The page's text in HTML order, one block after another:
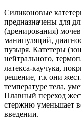
Силиконовые
предназначены для
(дренирования)
манипуляций,
пузыря. Катетеры
нейтрального,
латекса-каучука,
решение, т.к они
температуре тела,
Плавный переход
стержню уменьшает
введении.